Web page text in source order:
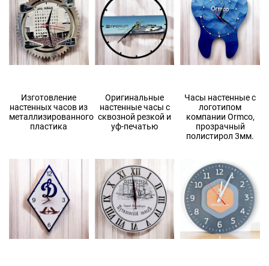
Изготовление
настенных часов из
металлизированного
пластика
Оригинальные
настенные часы с
сквозной резкой и
уф-печатью
Часы настенные с
логотипом
компании Ormco,
прозрачный
полистирол 3мм.